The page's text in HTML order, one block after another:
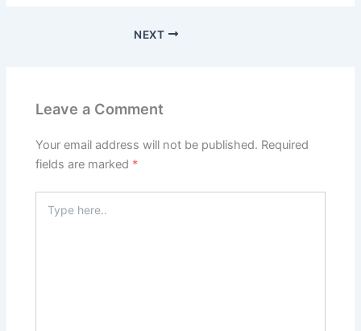
NEXT
Leave a Comment
Your email address will not be published. Required
fields are marked *
here..